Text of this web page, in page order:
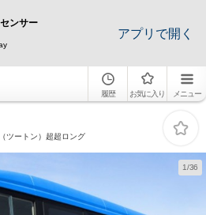
ンサー
アプリで開く
履歴 お気に入り メニュー
ートン）超超ロング
1/36